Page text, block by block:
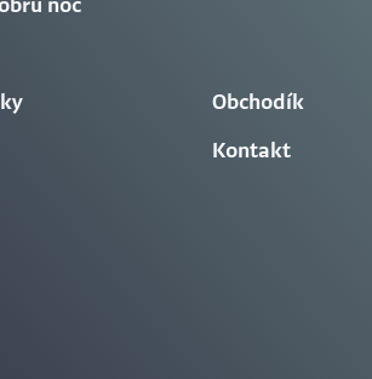
noc
Obchodík
Kontakt